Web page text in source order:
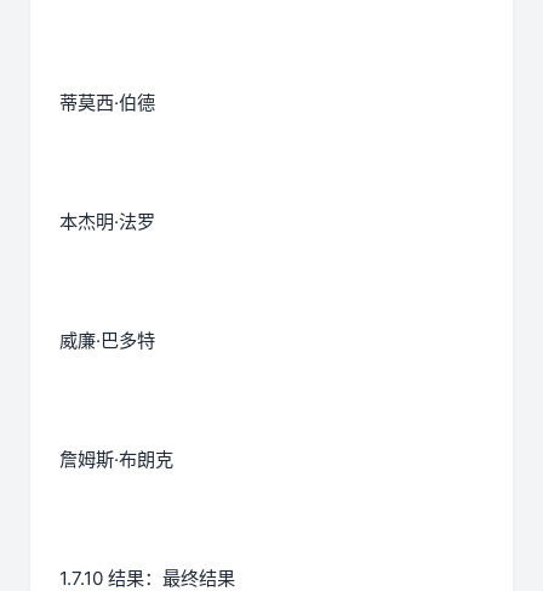
蒂莫西·伯德
本杰明·法罗
威廉·巴多特
詹姆斯·布朗克
1.7.10 结果：最终结果